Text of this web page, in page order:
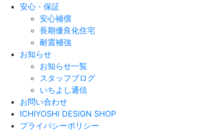
安心・保証
安心補償
長期優良化住宅
耐震補強
お知らせ
お知らせ一覧
スタッフブログ
いちよし通信
お問い合わせ
ICHIYOSHI DESIGN SHOP
プライバシーポリシー